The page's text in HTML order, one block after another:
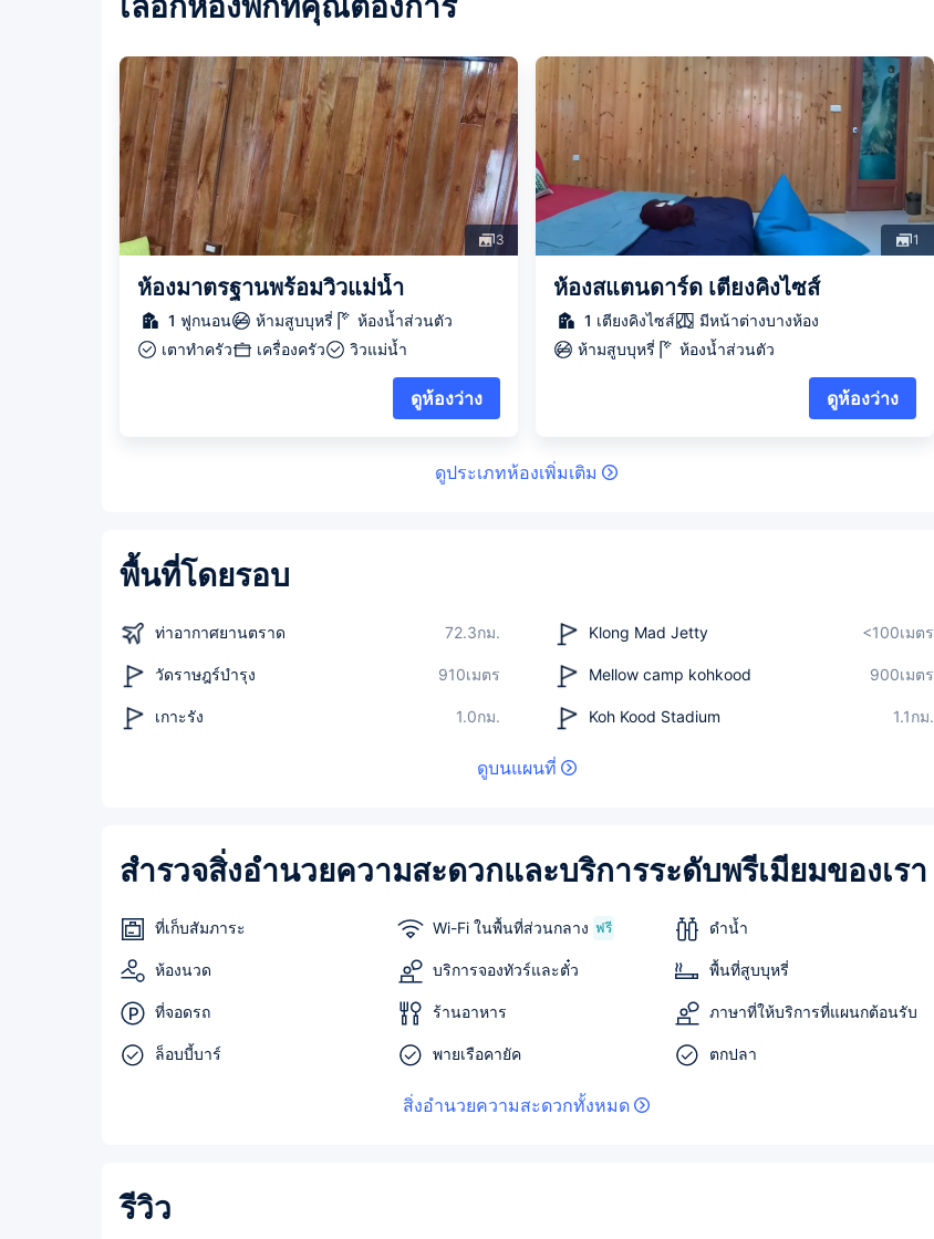
3
ห้องมาตรฐานพร้อมวิวแม่น้ำ
1 ฟูกนอน ห้ามสูบบุหรี่
ห้องน้ำส่วนตัว
เตาทำครัว
เครื่องครัว วิวแม่น้ำ
ดูห้องว่าง
1
ห้องสแตนดาร์ด เตียงคิงไซส์
1 เตียงคิงไซส์
มีหน้าต่างบางห้อง
ห้ามสูบบุหรี่
ห้องน้ำส่วนตัว
ดูห้องว่าง
ดูประเภทห้องเพิ่มเติม
พื้นที่โดยรอบ
ท่าอากาศยานตราด 72.3กม. Klong Mad Jetty <100เมตร
วัดราษฎร์บำรุง 910เมตร Mellow camp kohkood 900เมตร
เกาะรัง 1.0กม. Koh Kood Stadium 1.1กม.
ดูบนแผนที่
สำรวจสิ่งอำนวยความสะดวกและบริการระดับพรีเมียมของเรา
ที่เก็บสัมภาระ Wi-Fi ในพื้นที่ส่วนกลาง ฟรี ดำน้ำ
ห้องนวด บริการจองทัวร์และตั๋ว พื้นที่สูบบุหรี่
ที่จอดรถ ร้านอาหาร ภาษาที่ให้บริการที่แผนกต้อนรับ
ล็อบบี้บาร์ พายเรือคายัค ตกปลา
สิ่งอำนวยความสะดวกทั้งหมด
รีวิว